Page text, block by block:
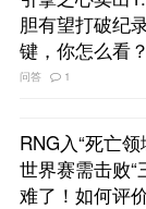
胆有望打破纪
键，你怎么看？
问答 1
RNG入“死亡
世界赛需击败“
难了！如何评